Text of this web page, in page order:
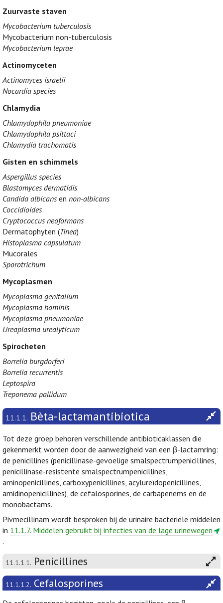
Zuurvaste staven
Mycobacterium tuberculosis
Mycobacterium non-tuberculosis
Mycobacterium leprae
Actinomyceten
Actinomyces israelii
Nocardia species
Chlamydia
Chlamydophila pneumoniae
Chlamydophila psittaci
Chlamydia trachomatis
Gisten en schimmels
Aspergillus species
Blastomyces dermatidis
Candida albicans en non-albicans
Coccidioides
Cryptococcus neoformans
Dermatophyten (Tinea)
Histoplasma capsulatum
Mucorales
Sporotrichum
Mycoplasmen
Mycoplasma genitalium
Mycoplasma hominis
Mycoplasma pneumoniae
Ureaplasma urealyticum
Spirocheten
Borrelia burgdorferi
Borrelia recurrentis
Leptospira
Treponema pallidum
11.1.1. Bèta-lactamantibiotica
Tot deze groep behoren verschillende antibioticaklassen die
gekenmerkt worden door de aanwezigheid van een β-lactamring:
de penicillines (penicillinase-gevoelige smalspectrumpenicillines,
penicillinase-resistente smalspectrumpenicillines,
aminopenicillines, carboxypenicillines, acylureïdopenicillines,
amidinopenicillines), de cefalosporines, de carbapenems en de
monobactams.
Pivmecillinam wordt besproken bij de urinaire bacteriële middelen
in 11.1.7. Middelen gebruikt bij infecties van de lage urinewegen
.
11.1.1.1. Penicillines
11.1.1.2. Cefalosporines